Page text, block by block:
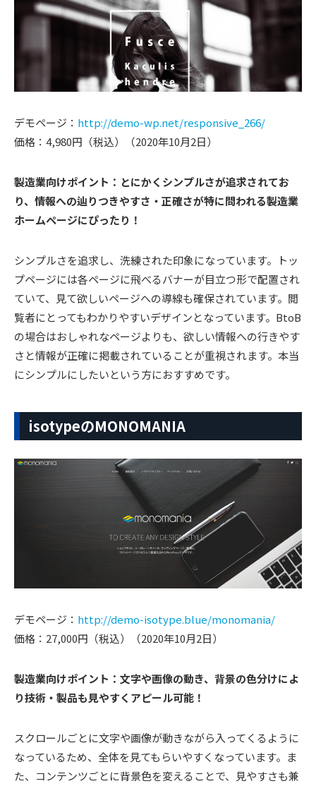
デモページ： http://demo-wp.net/responsive_266/
価格：4,980円（税込）（2020年10月2日）
製造業向けポイント：とにかくシンプルさが追求されてお
り、情報への辿りつきやすさ・正確さが特に問われる製造業
ホームページにぴったり！
シンプルさを追求し、洗練された印象になっています。トッ
プページには各ページに飛べるバナーが目立つ形で配置され
ていて、見て欲しいページへの導線も確保されています。閲
覧者にとってもわかりやすいデザインとなっています。BtoB
の場合はおしゃれなページよりも、欲しい情報への行きやす
さと情報が正確に掲載されていることが重視されます。本当
にシンプルにしたいという方におすすめです。
isotypeのMONOMANIA
デモページ： http://demo-isotype.blue/monomania/
価格：27,000円（税込）（2020年10月2日）
製造業向けポイント：文字や画像の動き、背景の色分けによ
り技術・製品も見やすくアピール可能！
スクロールごとに文字や画像が動きながら入ってくるように
なっているため、全体を見てもらいやすくなっています。ま
た、コンテンツごとに背景色を変えることで、見やすさも兼